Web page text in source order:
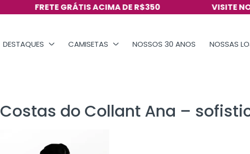
FRETE GRÁTIS ACIMA DE R$350 VISITE
DESTAQUES CAMISETAS NOSSOS 30 ANOS NOSSAS
Costas do Collant Ana –